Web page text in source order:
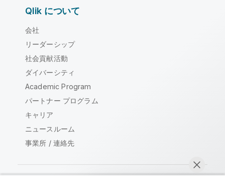
Qlik について
会社
リーダーシップ
社会貢献活動
ダイバーシティ
Academic Program
パートナー プログラム
キャリア
ニュースルーム
事業所 / 連絡先